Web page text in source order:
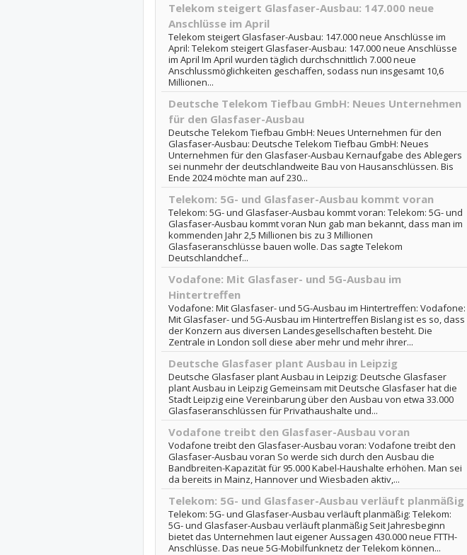
Telekom steigert Glasfaser-Ausbau: 147.000 neue
Anschlüsse im April
Telekom steigert Glasfaser-Ausbau: 147.000 neue Anschlüsse im
April: Telekom steigert Glasfaser-Ausbau: 147.000 neue Anschlüsse
im April Im April wurden täglich durchschnittlich 7.000 neue
Anschlussmöglichkeiten geschaffen, sodass nun insgesamt 10,6
Millionen...
Deutsche Telekom Tiefbau GmbH: Neues Unternehmen
für den Glasfaser-Ausbau
Deutsche Telekom Tiefbau GmbH: Neues Unternehmen für den
Glasfaser-Ausbau: Deutsche Telekom Tiefbau GmbH: Neues
Unternehmen für den Glasfaser-Ausbau Kernaufgabe des Ablegers
sei nunmehr der deutschlandweite Bau von Hausanschlüssen. Bis
Ende 2024 möchte man auf 230...
Telekom: 5G- und Glasfaser-Ausbau kommt voran
Telekom: 5G- und Glasfaser-Ausbau kommt voran: Telekom: 5G- und
Glasfaser-Ausbau kommt voran Nun gab man bekannt, dass man im
kommenden Jahr 2,5 Millionen bis zu 3 Millionen
Glasfaseranschlüsse bauen wolle. Das sagte Telekom
Deutschlandchef...
Vodafone: Mit Glasfaser- und 5G-Ausbau im
Hintertreffen
Vodafone: Mit Glasfaser- und 5G-Ausbau im Hintertreffen: Vodafone:
Mit Glasfaser- und 5G-Ausbau im Hintertreffen Bislang ist es so, dass
der Konzern aus diversen Landesgesellschaften besteht. Die
Zentrale in London soll diese aber mehr und mehr ihrer...
Deutsche Glasfaser plant Ausbau in Leipzig
Deutsche Glasfaser plant Ausbau in Leipzig: Deutsche Glasfaser
plant Ausbau in Leipzig Gemeinsam mit Deutsche Glasfaser hat die
Stadt Leipzig eine Vereinbarung über den Ausbau von etwa 33.000
Glasfaseranschlüssen für Privathaushalte und...
Vodafone treibt den Glasfaser-Ausbau voran
Vodafone treibt den Glasfaser-Ausbau voran: Vodafone treibt den
Glasfaser-Ausbau voran So werde sich durch den Ausbau die
Bandbreiten-Kapazität für 95.000 Kabel-Haushalte erhöhen. Man sei
da bereits in Mainz, Hannover und Wiesbaden aktiv,...
Telekom: 5G- und Glasfaser-Ausbau verläuft planmäßig
Telekom: 5G- und Glasfaser-Ausbau verläuft planmäßig: Telekom:
5G- und Glasfaser-Ausbau verläuft planmäßig Seit Jahresbeginn
bietet das Unternehmen laut eigener Aussagen 430.000 neue FTTH-
Anschlüsse. Das neue 5G-Mobilfunknetz der Telekom können...